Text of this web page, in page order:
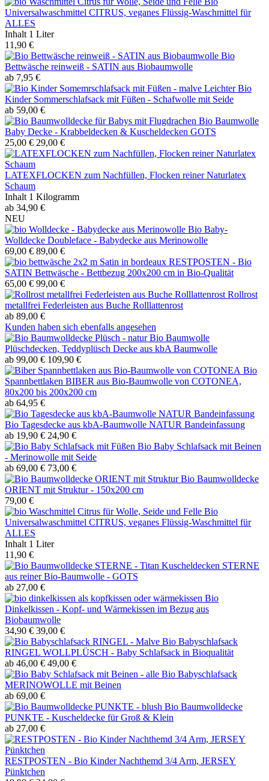
Universalwaschmittel CITRUS, veganes Flüssig-Waschmittel für
ALLES
Inhalt 1 Liter
11,90 €
Bio
Bettwäsche reinweiß - SATIN aus Biobaumwolle
ab 7,95 €
Leichter Bio
Kinder Sommerschlafsack mit Füßen - Schafwolle mit Seide
ab 59,00 €
Bio Baumwolle
Baby Decke - Krabbeldecken & Kuscheldecken GOTS
25,00 € 29,00 €
LATEXFLOCKEN zum Nachfüllen, Flocken reiner Naturlatex
Schaum
Inhalt 1 Kilogramm
ab 34,90 €
NEU
Bio Baby-
Wolldecke Doubleface - Babydecke aus Merinowolle
69,00 € 89,00 €
RESTPOSTEN - Bio
SATIN Bettwäsche - Bettbezug 200x200 cm in Bio-Qualität
65,00 € 99,00 €
Rollrost
metallfrei Federleisten aus Buche Rolllattenrost
ab 89,00 €
Kunden haben sich ebenfalls angesehen
Bio Baumwolle
Plüschdecken, Teddyplüsch Decke aus kbA Baumwolle
ab 99,00 € 109,90 €
Bio
Spannbettlaken BIBER aus Bio-Baumwolle von COTONEA,
80x200 bis 200x200 cm
ab 64,95 €
Bio Tagesdecke aus kbA-Baumwolle NATUR Bandeinfassung
ab 19,90 € 24,90 €
Bio Baby Schlafsack mit Beinen
- Merinowolle mit Seide
ab 69,00 € 73,00 €
Bio Baumwolldecke
ORIENT mit Struktur - 150x200 cm
79,00 €
Bio
Universalwaschmittel CITRUS, veganes Flüssig-Waschmittel für
ALLES
Inhalt 1 Liter
11,90 €
Kuscheldecken STERNE
aus reiner Bio-Baumwolle - GOTS
ab 27,00 €
Bio
Dinkelkissen - Kopf- und Wärmekissen im Bezug aus
Biobaumwolle
34,90 € 39,00 €
Bio Babyschlafsack
RINGEL WOLLPLÜSCH - Baby Schlafsack in Bioqualität
ab 46,00 € 49,00 €
Bio Babyschlafsack
MERINOWOLLE mit Beinen
ab 69,00 €
Bio Baumwolldecke
PUNKTE - Kuscheldecke für Groß & Klein
ab 27,00 €
RESTPOSTEN - Bio Kinder Nachthemd 3/4 Arm, JERSEY
Pünktchen